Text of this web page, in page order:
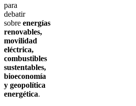
para
debatir
sobre energías
renovables,
movilidad
eléctrica,
combustibles
sustentables,
bioeconomía
y geopolítica
energética.